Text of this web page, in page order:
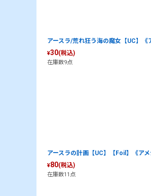
アースラ/荒れ狂う海の魔女【UC】
¥30(税込)
在庫数9点
アースラの計画【UC】【Foil】《ア
¥80(税込)
在庫数11点